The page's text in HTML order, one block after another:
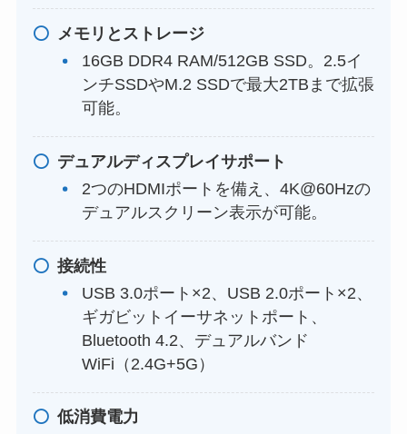
メモリとストレージ
16GB DDR4 RAM/512GB SSD。2.5イ
ンチSSDやM.2 SSDで最大2TBまで拡張
可能。
デュアルディスプレイサポート
2つのHDMIポートを備え、4K@60Hzの
デュアルスクリーン表示が可能。
接続性
USB 3.0ポート×2、USB 2.0ポート×2、
ギガビットイーサネットポート、
Bluetooth 4.2、デュアルバンド
WiFi（2.4G+5G）
低消費電力